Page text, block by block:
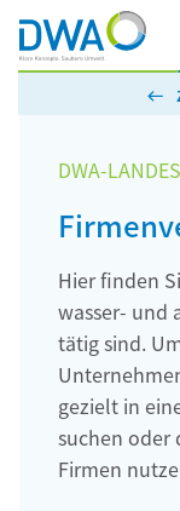
DWA-
Hier finden
wasser- und
tätig sind.
gezielt in
suchen oder
Firmen